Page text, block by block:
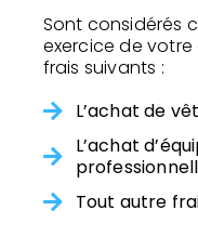
Sont considérés
exercice de
frais suivants :
L’achat de
L’achat
Tout autre